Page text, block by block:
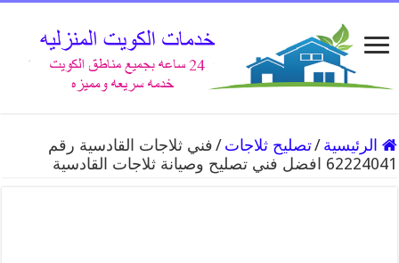
الرئيسية /تصليح ثلاجات /فني ثلاجات القادسية رقم
62224041 افضل فني تصليح وصيانة ثلاجات القادسية